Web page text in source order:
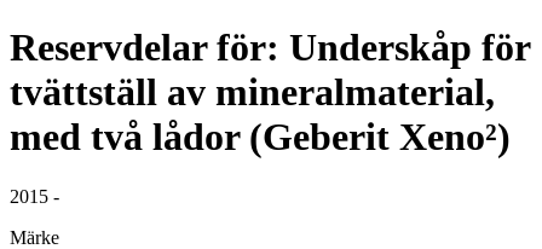
Reservdelar för: Underskåp för
tvättställ av mineralmaterial,
med två lådor (Geberit Xeno²)
2015 -
Märke